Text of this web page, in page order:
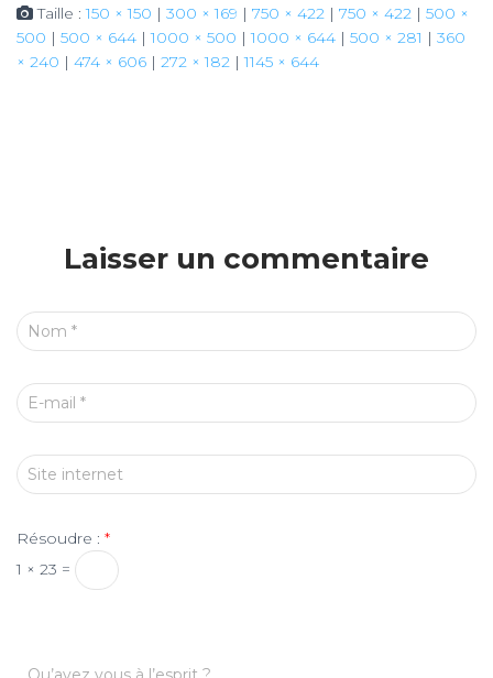
Taille :150 × 150 | 300 × 169 | 750 × 422 | 750 × 422 | 500 ×
500 | 500 × 644 | 1000 × 500 | 1000 × 644 | 500 × 281 | 360
× 240 | 474 × 606 | 272 × 182 | 1145 × 644
Laisser un commentaire
Nom *
E-mail *
Site internet
Résoudre : *
1 × 23 =